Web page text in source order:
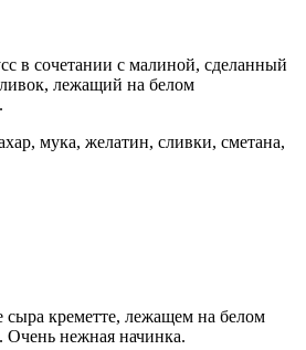
в сочетании с малиной, сделанный
лежащий на белом
мука, желатин, сливки, сметана,
креметте, лежащем на белом
Очень нежная начинка.